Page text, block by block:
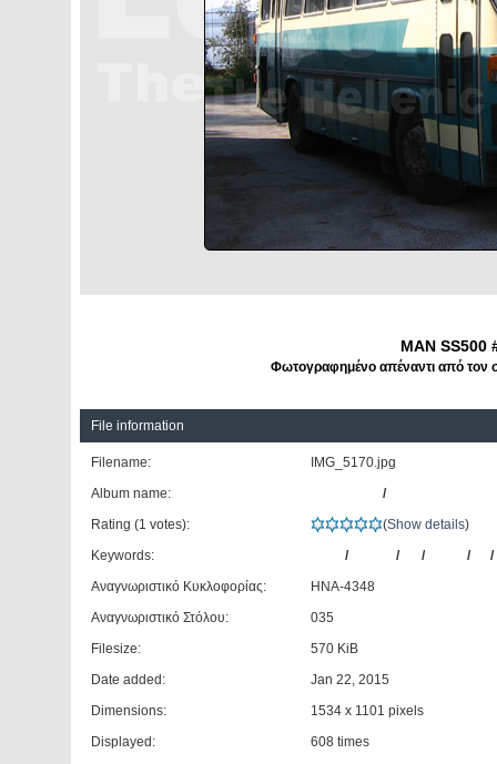
MAN
Φωτογραφημένο απέναντι από τον
File information
Filename:
IMG_5170.jpg
Album name:
/
Rating (1 votes):
(Show details)
Keywords:
/ / / / /
Αναγνωριστικό Κυκλοφορίας:
ΗΝΑ-4348
Αναγνωριστικό Στόλου:
035
Filesize:
570 KiB
Date added:
Jan 22, 2015
Dimensions:
1534 x 1101 pixels
Displayed:
608 times